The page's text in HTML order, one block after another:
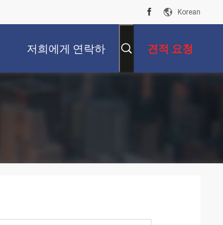
Korean
저희에게 연락하 견적 요청